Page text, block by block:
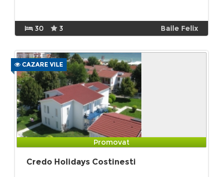
30 3 Baile Felix
CAZARE VILE
Promovat
Credo Holidays Costinesti